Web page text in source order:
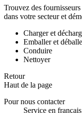
Trouvez des
dans votre secteur et
Charger et
Emballer et
Conduire
Nettoyer
Retour
Haut de la page
Pour nous contacter
Service en